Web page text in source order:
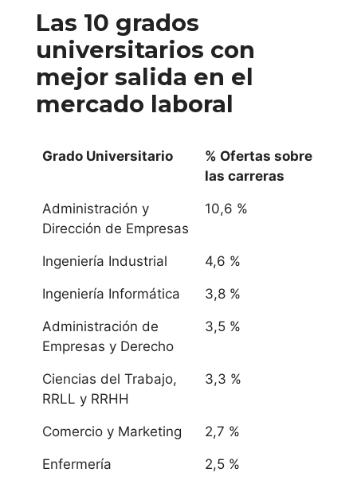
Las 10 grados
universitarios con
mejor salida en el
mercado laboral
Grado Universitario
% Ofertas sobre
las carreras
Administración y
Dirección de Empresas
10,6 %
Ingeniería Industrial 4,6 %
Ingeniería Informática 3,8 %
Administración de
Empresas y Derecho
3,5 %
Ciencias del Trabajo,
RRLL y RRHH
3,3 %
Comercio y Marketing 2,7 %
Enfermería 2,5 %